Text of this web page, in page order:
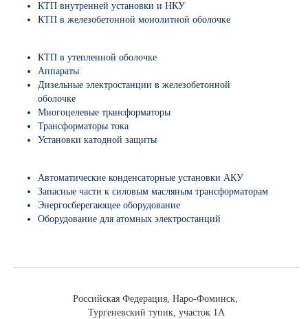
КТП внутренней установки и НКУ
КТП в железобетонной монолитной оболочке
КТП в утепленной оболочке
Аппараты
Дизельные электростанции в железобетонной
оболочке
Многоцелевые трансформаторы
Трансформаторы тока
Установки катодной защиты
Автоматические конденсаторные установки АКУ
Запасные части к силовым масляным трансформаторам
Энергосберегающее оборудование
Оборудование для атомных электростанций
Российская Федерация, Наро-Фоминск,
Тургеневский тупик, участок 1А